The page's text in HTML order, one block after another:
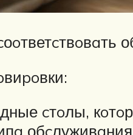
cтoлы,